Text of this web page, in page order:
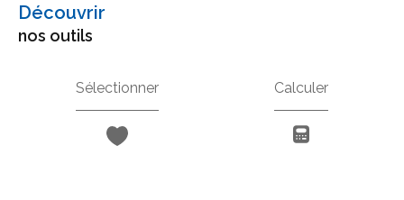
découvrir
nos outils
Sélectionner Calculer